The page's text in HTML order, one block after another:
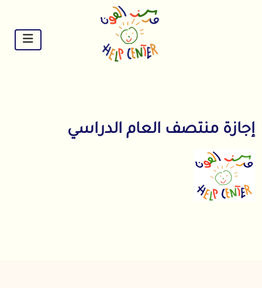
إجازة منتصف العام الدراسي